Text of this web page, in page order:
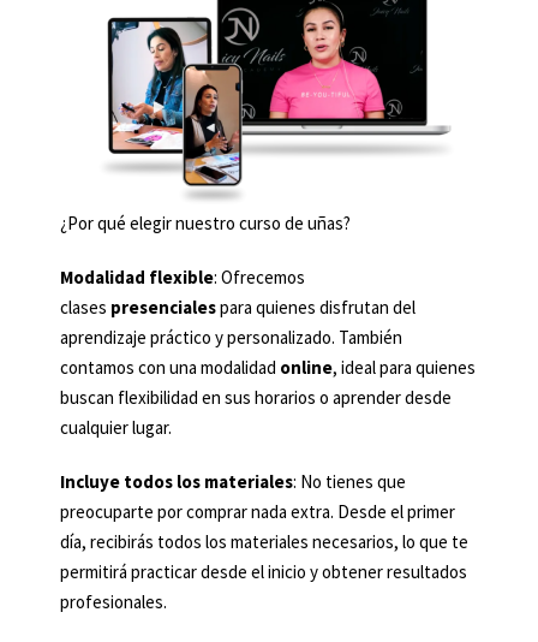
¿Por qué elegir nuestro curso de uñas?
Modalidad flexible: Ofrecemos
clases presencialespara quienes disfrutan del
aprendizaje práctico y personalizado. También
contamos con una modalidad online, ideal para quienes
buscan flexibilidad en sus horarios o aprender desde
cualquier lugar.
Incluye todos los materiales: No tienes que
preocuparte por comprar nada extra. Desde el primer
día, recibirás todos los materiales necesarios, lo que te
permitirá practicar desde el inicio y obtener resultados
profesionales.